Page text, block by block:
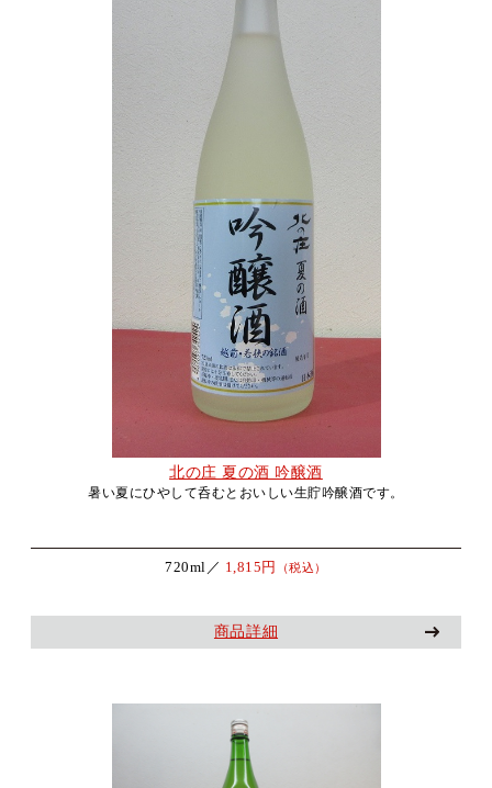
北の庄 夏の酒 吟醸酒
暑い夏にひやして呑むとおいしい生貯吟醸酒です。
720ml／ 1,815円 （税込）
商品詳細